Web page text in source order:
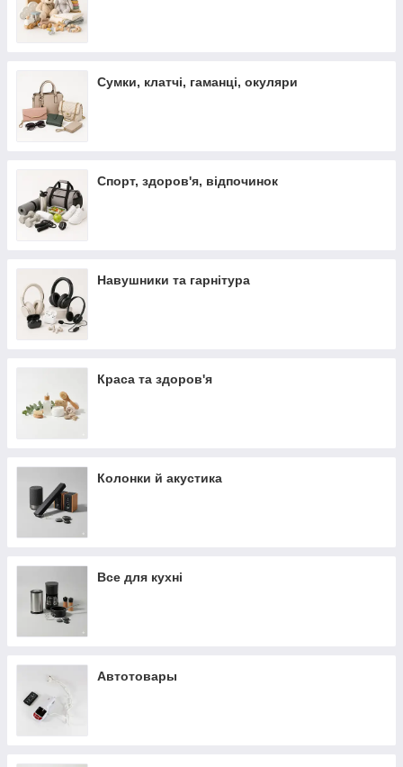
Сумки, клатчі, гаманці, окуляри
Спорт, здоров'я, відпочинок
Навушники та гарнітура
Краса та здоров'я
Колонки й акустика
Все для кухні
Автотовары